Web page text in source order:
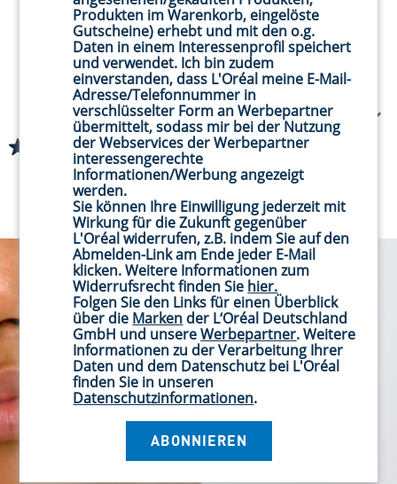
CeraVe
Feuchtigkeitsspendende
Reinigungslotion
Nicht schäumende Reinigung für
Gesicht und Körper
(36)
4.2
36
Bewertungen
CeraVe Creme-zu-Schaum
Reinigung
Cremiger Reinigungsschaum
(208)
4.7
von
5
Sternen.
208
Bewertungen
102 von 208 Bewertern
erhielten ein Testprodukt oder
nahmen an einer Aktion teil
Produkten im Warenkorb, eingelöste
Gutscheine) erhebt und mit den o.g.
Daten in einem Interessenprofil speichert
und verwendet. Ich bin zudem
einverstanden, dass L'Oréal meine E-Mail-
Adresse/Telefonnummer in
verschlüsselter Form an Werbepartner
übermittelt, sodass mir bei der Nutzung
der Webservices der Werbepartner
interessengerechte
Informationen/Werbung angezeigt
werden.
Sie können Ihre Einwilligung jederzeit mit
Wirkung für die Zukunft gegenüber
L'Oréal widerrufen, z.B. indem Sie auf den
Abmelden-Link am Ende jeder E-Mail
klicken. Weitere Informationen zum
Widerrufsrecht finden Sie hier.
Folgen Sie den Links für einen Überblick
über die Marken der L‘Oréal Deutschland
GmbH und unsereWerbepartner. Weitere
Informationen zu der Verarbeitung Ihrer
Daten und dem Datenschutz bei L'Oréal
finden Sie in unseren
Datenschutzinformationen.
ABONNIEREN